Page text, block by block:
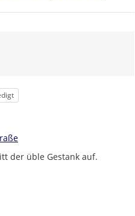
der üble Gestank auf.